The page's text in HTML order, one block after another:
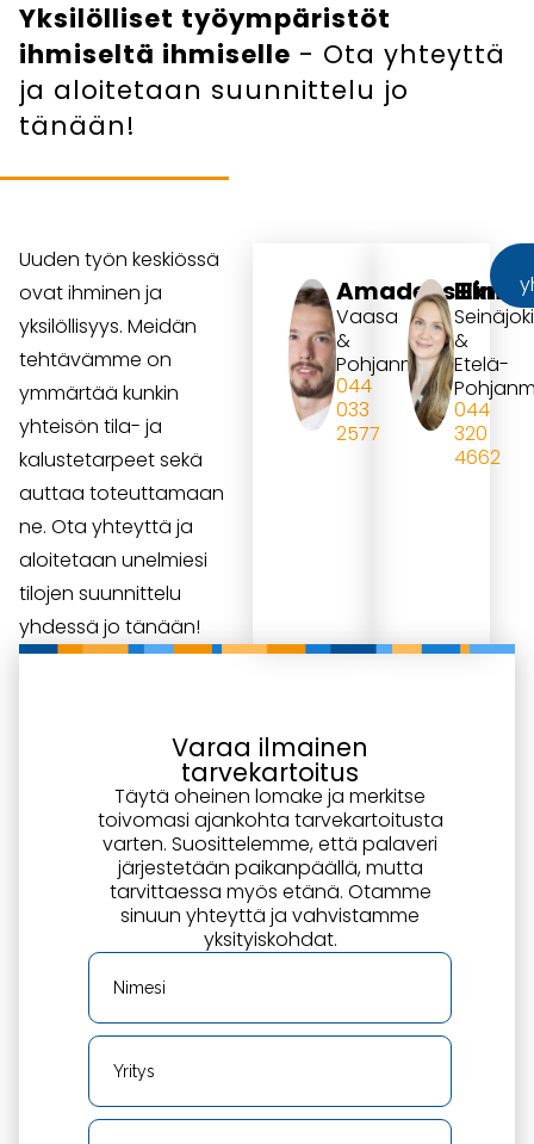
Yksilölliset työympäristöt
ihmiseltä ihmiselle - Ota yhteyttä
ja aloitetaan suunnittelu jo
tänään!
Uuden työn keskiössä
ovat ihminen ja
yksilöllisyys. Meidän
tehtävämme on
ymmärtää kunkin
yhteisön tila- ja
kalustetarpeet sekä
auttaa toteuttamaan
ne. Ota yhteyttä ja
aloitetaan unelmiesi
tilojen suunnittelu
yhdessä jo tänään!
Amadeus
Vaasa
&
Pohjanmaa
044
033
2577
Elina
Seinäjoki
&
Etelä-
044
320
4662
Varaa ilmainen
tarvekartoitus
Täytä oheinen lomake ja merkitse
toivomasi ajankohta tarvekartoitusta
varten. Suosittelemme, että palaveri
järjestetään paikanpäällä, mutta
tarvittaessa myös etänä. Otamme
sinuun yhteyttä ja vahvistamme
yksityiskohdat.
Nimesi
Yritys
Sähköpostisi